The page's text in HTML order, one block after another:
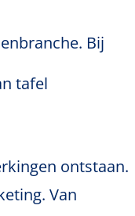
Bij
tafel
ontstaan.
Van